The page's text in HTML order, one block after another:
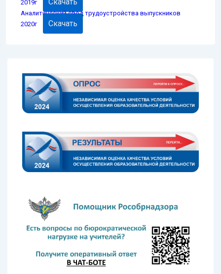
2019г
Аналитический свод трудоустройства выпускников
2020г
Скачать